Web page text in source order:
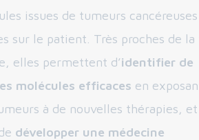
issues de tumeurs cancéreuses
sur le patient. Très proches de
elles permettent d’identifier de
molécules efficaces en
à de nouvelles thérapies, et
développer une médecine